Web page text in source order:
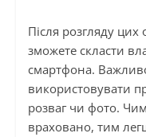
Після розгляду цих
зможете скласти
смартфона.
використовувати
розваг чи фото.
враховано, тим